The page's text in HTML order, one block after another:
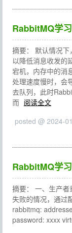
RabbitMQ学
摘要： 默认情况
以降低消息收发的
宕机，内存中的消
处理速度慢时，会
去队列，此时
而 阅读全文
posted @ 2024-
RabbitMQ学
摘要： 一、生产
失败的情况，通过
rabbitmq:
password: xxxx